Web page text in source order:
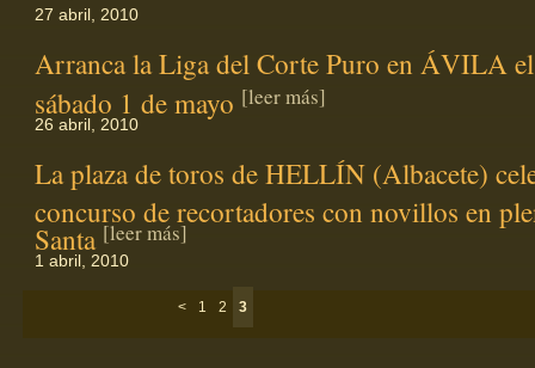
27 abril, 2010
Arranca la Liga del Corte Puro en ÁVILA
sábado 1 de mayo [leer más]
26 abril, 2010
La plaza de toros de HELLÍN (Albacete)
concurso de recortadores con novillos en
Santa [leer más]
1 abril, 2010
< 1 2 3